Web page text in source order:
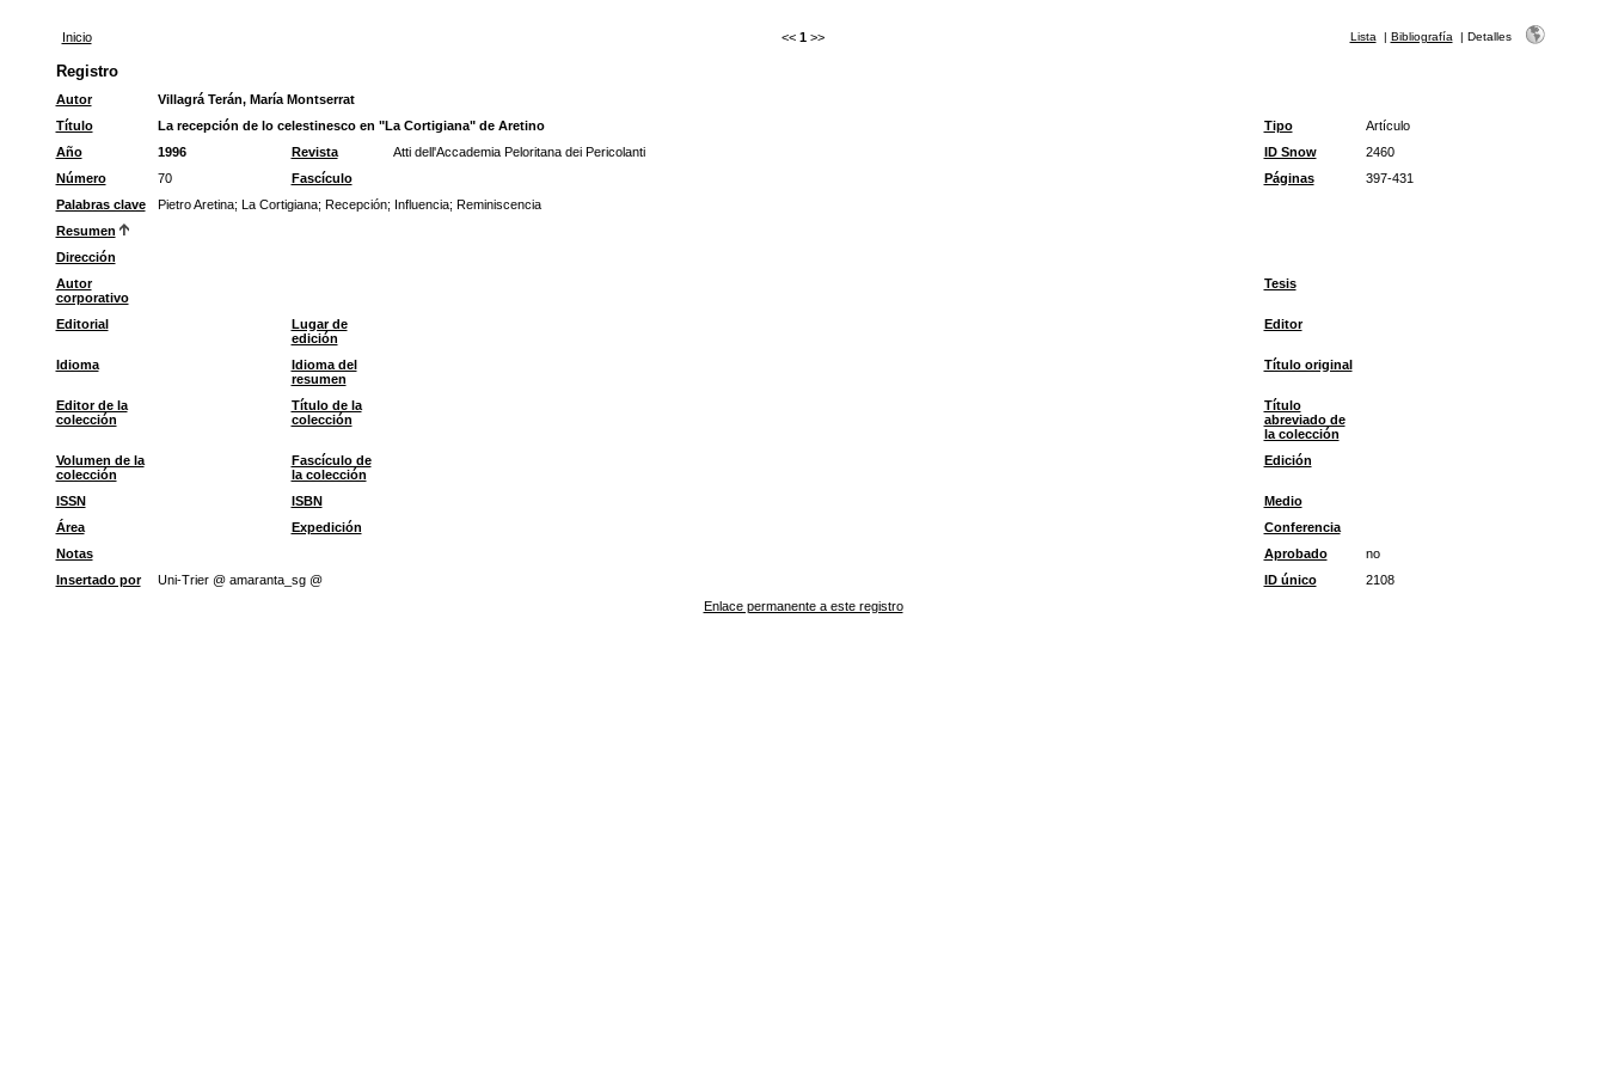
Inicio << 1 >> Lista | Bibliografía | Detalles
Registro
Autor
Villagrá Terán, María Montserrat
Título
La recepción de lo celestinesco en "La Cortigiana" de Aretino Tipo
Artículo
Año
1996 Revista Atti dell'Accademia Peloritana dei Pericolanti ID Snow
2460
Número
70 Fascículo Páginas
397-431
Palabras clave
Pietro Aretina; La Cortigiana; Recepción; Influencia; Reminiscencia
Resumen
Dirección
Autor
corporativo
Tesis
Editorial
Lugar de
edición
Editor
Idioma
Idioma del
resumen
Título original
Editor de la
colección
Título de la
colección
Título
abreviado de
la colección
Volumen de la
colección
Fascículo de
la colección
Edición
ISSN ISBN
Medio
Área
Expedición
Conferencia
Notas
Aprobado
no
Insertado por
Uni-Trier @ amaranta_sg @ ID único
2108
Enlace permanente a este registro